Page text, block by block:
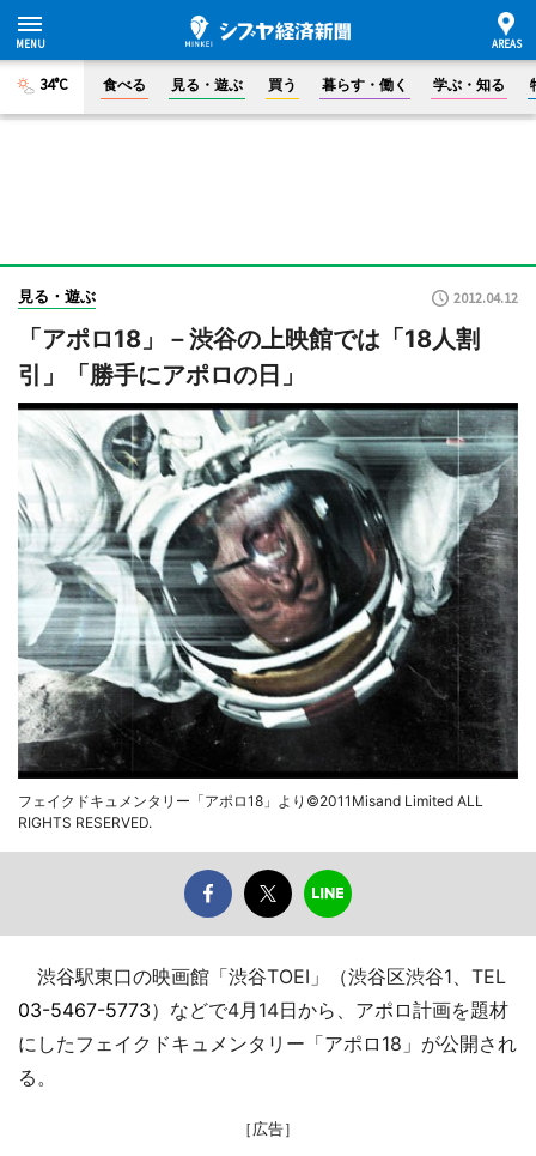
34°C 食べる 見る・遊ぶ 買う 暮らす・働く 学ぶ・知る
見る・遊ぶ 2012.04.12
「アポロ18」－渋谷の上映館では「18人割
引」「勝手にアポロの日」
フェイクドキュメンタリー「アポロ18」より©2011Misand Limited ALL
RIGHTS RESERVED.
渋谷駅東口の映画館「渋谷TOEI」（渋谷区渋谷1、TEL
03-5467-5773）などで4月14日から、アポロ計画を題材
にしたフェイクドキュメンタリー「アポロ18」が公開され
る。
［広告］